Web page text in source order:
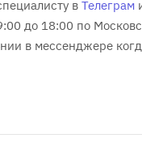
в Телеграм
до 18:00 по
в мессенджере